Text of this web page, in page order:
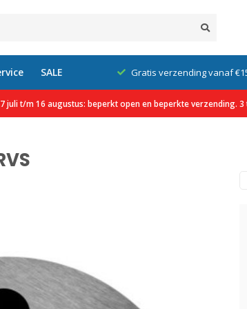
SALE Gratis verzending vanaf
juli t/m 16 augustus: beperkt open en beperkte verzending.